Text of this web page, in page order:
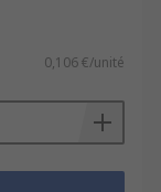
0,106 €/unité